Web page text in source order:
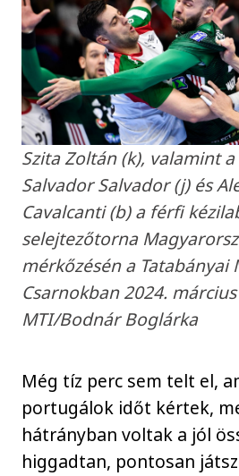
Szita Zoltán (k), valamint
Salvador Salvador (j) és
Cavalcanti (b) a férfi
selejtezőtorna
mérkőzésén a Tatabányai
Csarnokban 2024.
MTI/Bodnár Boglárka
Még tíz perc sem telt el,
portugálok időt kértek,
hátrányban voltak a jól
higgadtan, pontosan